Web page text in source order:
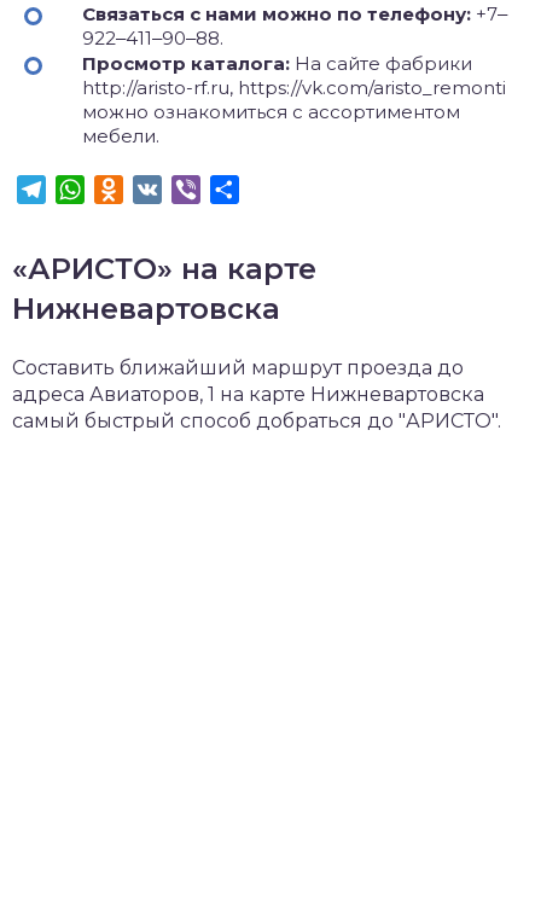
Связаться с нами можно по телефону: +7‒
922‒411‒90‒88.
Просмотр каталога: На сайте фабрики
http://aristo-rf.ru, https://vk.com/aristo_remonti
можно ознакомиться с ассортиментом
мебели.
TelegramWhatsApp
Odnoklassniki
VK Viber
«АРИСТО» на карте
Нижневартовска
Составить ближайший маршрут проезда до
адреса Авиаторов, 1 на карте Нижневартовска
самый быстрый способ добраться до "АРИСТО".